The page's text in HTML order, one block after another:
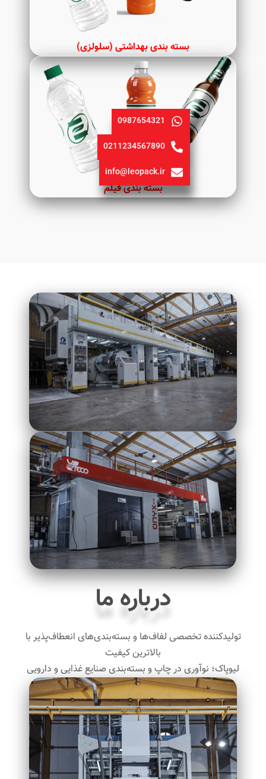
بسته بندی بهداشتی (سلولزی)
بسته بندی فیلم
درباره ما
تولیدکننده تخصصی لفاف‌ها و بسته‌بندی‌های انعطاف‌پذیر با
بالاترین کیفیت
لیوپاک؛ نوآوری در چاپ و بسته‌بندی صنایع غذایی و دارویی
0987654321
0211234567890
info@leopack.ir